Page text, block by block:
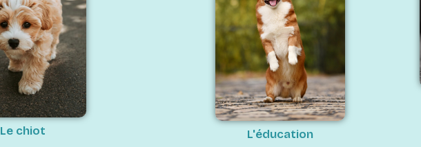
Le chiot L'éducation